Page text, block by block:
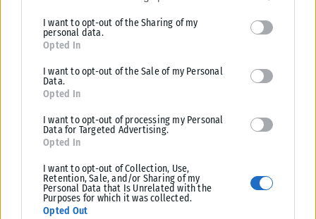
deny consent to Google and its third-party tags to use your data
for below specified purposes in below Google consent section.
I want to opt-out of the Sharing of my
personal data.
Opted In
I want to opt-out of the Sale of my Personal
Data.
Opted In
I want to opt-out of processing my Personal
Data for Targeted Advertising.
Opted In
I want to opt-out of Collection, Use,
Retention, Sale, and/or Sharing of my
Personal Data that Is Unrelated with the
Purposes for which it was collected.
Opted Out
ΑΘΛΗΤΙΚΆ
Βαρύ πένθος για τον Λιονέλ Μέσι – Πέθανε ο πατέρας του
της Παρασκευής (7/8) σε κλινική στο Ροσάριο...
ΑΝΑΡΤΉΘΗΚΕ ΑΠΌKARFITSANEWS